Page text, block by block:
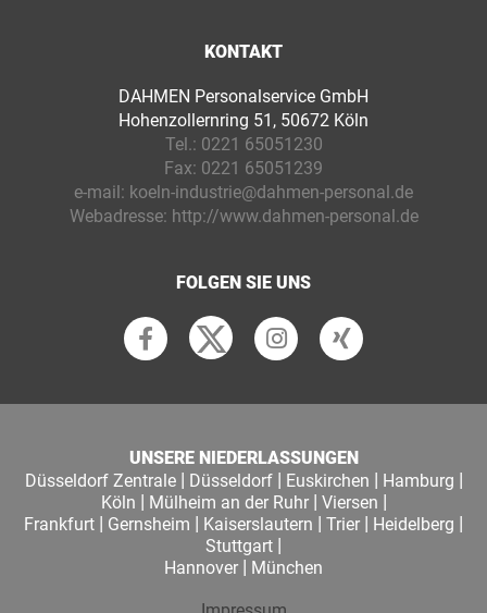
KONTAKT
DAHMEN Personalservice GmbH
Hohenzollernring 51, 50672 Köln
Tel.: 0221 65051230
Fax: 0221 65051239
e-mail: koeln-industrie@dahmen-personal.de
Webadresse: http://www.dahmen-personal.de
FOLGEN SIE UNS
UNSERE NIEDERLASSUNGEN
Düsseldorf Zentrale| Düsseldorf| Euskirchen | Hamburg |
Köln | Mülheim an der Ruhr| Viersen |
Frankfurt | Gernsheim | Kaiserslautern | Trier | Heidelberg |
Stuttgart |
Hannover | München